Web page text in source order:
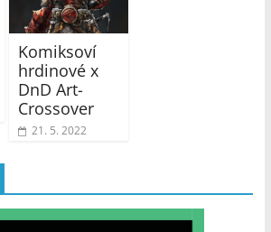
Komiksoví
hrdinové x
DnD Art-
Crossover
21. 5. 2022